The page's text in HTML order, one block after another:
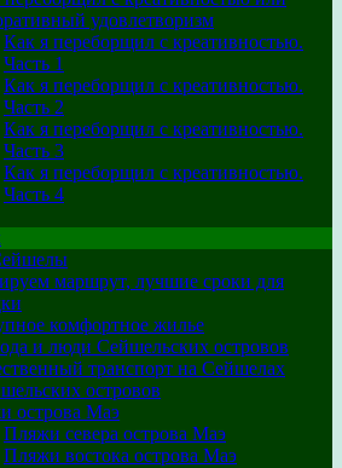
удовлетворизм
Как я переборщил с креативностью.
Часть 1
Как я переборщил с креативностью.
Часть 2
Как я переборщил с креативностью.
Часть 3
Как я переборщил с креативностью.
Часть 4
маршрут, лучшие сроки для
комфортное жилье
и люди Сейшельских островов
транспорт на Сейшелах
островов
острова Маэ
Пляжи севера острова Маэ
Пляжи востока острова Маэ